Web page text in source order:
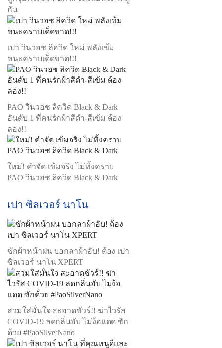
กัน
เปา วินวอช ลิควิด ใหม่ พลังเข้ม
ชนะคราบเด็ดขาด!!!
PAO วินวอช ลิควิด Black & Dark
อันดับ 1 ที่คนรักผ้าสีดำ-สีเข้ม ต้อง
ลอง!!
ใหม่! ดำจัด เข้มจริง ไม่ทิ้งคราบ
PAO วินวอช ลิควิด Black & Dark
เปา ซิลเวอร์ นาโน
ซักผ้าหน้าฝน บอกลาผ้าอับ! ต้อง เปา
ซิลเวอร์ นาโน XPERT
สวมใส่มั่นใจ สะอาดชัวร์!! ฆ่าไวรัส
COVID-19 ลดกลิ่นอับ ไม่ง้อแดด ซัก
ด้วย #PaoSilverNano